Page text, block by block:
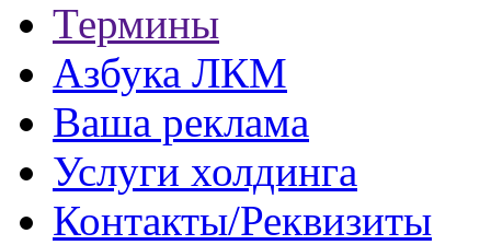
Термины
Азбука ЛКМ
Ваша реклама
Услуги холдинга
Контакты/Реквизиты